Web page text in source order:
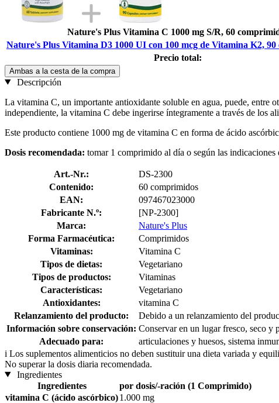
Nature's Plus Vitamina C 1000 mg S/R, 60
Nature's Plus Vitamina D3 1000 UI con 100 mcg de Vitamina K2, 90
Precio total:
Ambas a la cesta de la compra
Descripción
La vitamina C, un importante antioxidante soluble en agua, puede, entre
independiente, la vitamina C debe ingerirse íntegramente a través de los
Este producto contiene 1000 mg de vitamina C en forma de ácido
Dosis recomendada: tomar 1 comprimido al día o según las indicaciones
Art.-Nr.:
DS-2300
Contenido:
60 comprimidos
EAN:
097467023000
Fabricante N.º:
[NP-2300]
Marca:
Nature's Plus
Forma Farmacéutica:
Comprimidos
Vitaminas:
Vitamina C
Tipos de dietas:
Vegetariano
Tipos de productos:
Vitaminas
Características:
Vegetariano
Antioxidantes:
vitamina C
Relanzamiento del producto:
Debido a un relanzamiento del
Información sobre conservación: Conservar en un lugar fresco, seco y
Adecuado para:
articulaciones y huesos, sistema
i Los suplementos alimenticios no deben sustituir una dieta variada y
No superar la dosis diaria recomendada.
Ingredientes
Ingredientes
por dosis/-ración (1 Comprimido)
vitamina C (ácido ascórbico)1.000 mg